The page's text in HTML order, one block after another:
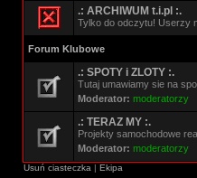
.: ARCHIWUM t.i.pl :.
Tylko do odczytu! Userzy
Forum Klubowe
.: SPOTY i ZLOTY :.
Tutaj umawiamy sie na
Moderator: moderatorzy
.: TERAZ MY :.
Projekty samochodowe
Moderator: moderatorzy
Usuń ciasteczka | Ekipa